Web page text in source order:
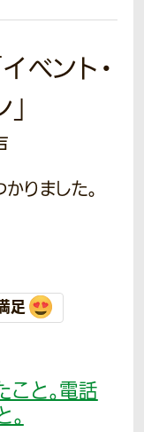
ベント・
りました。
足
と。電話